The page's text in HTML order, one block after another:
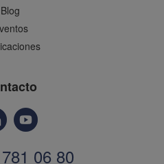
Blog
06 80